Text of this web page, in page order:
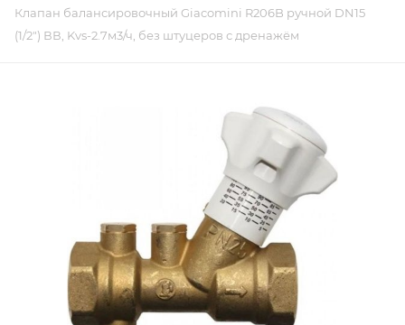
Клапан балансировочный Giacomini R206B ручной DN15
(1/2") ВВ, Kvs-2.7м3/ч, без штуцеров с дренажём